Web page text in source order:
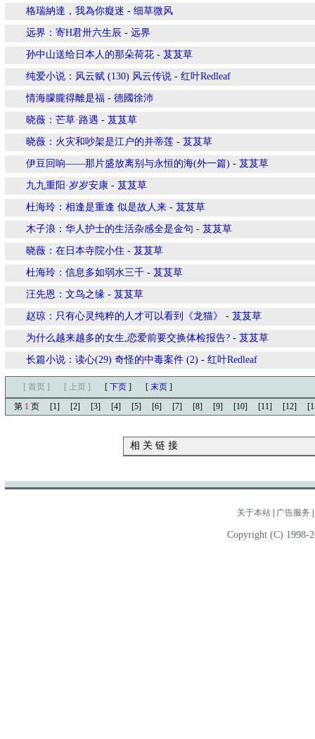
格瑞納達，我為你癡迷 - 细草微风
远界：寄H君卅六生辰 - 远界
孙中山送给日本人的那朵荷花 - 芨芨草
纯爱小说：风云赋 (130) 风云传说 - 红叶Redleaf
情海朦朧得離是福 - 德國徐沛
晓薇：芒草·路遇 - 芨芨草
晓薇：火灾和吵架是江户的并蒂莲 - 芨芨草
伊豆回响——那片盛放离别与永恒的海(外一篇) - 芨芨草
九九重阳·岁岁安康 - 芨芨草
杜海玲：相逢是重逢 似是故人来 - 芨芨草
木子浪：华人护士的生活杂感全是金句 - 芨芨草
晓薇：在日本寺院小住 - 芨芨草
杜海玲：信息多如弱水三千 - 芨芨草
汪先恩：文鸟之缘 - 芨芨草
赵琼：只有心灵纯粹的人才可以看到《龙猫》 - 芨芨草
为什么越来越多的女生,恋爱前要交换体检报告? - 芨芨草
长篇小说：读心(29) 奇怪的中毒案件 (2) - 红叶Redleaf
[ 首页 ] [ 上页 ] [ 下页 ] [ 末页 ]
第 1 页 [1] [2] [3] [4] [5] [6] [7] [8] [9] [10] [11] [12]
相 关 链 接
关于本站 广告服务
Copyright (C) 1998-